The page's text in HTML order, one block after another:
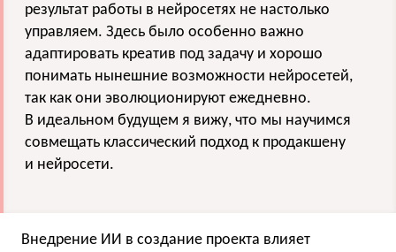
результат работы в нейросетях не настолько
управляем. Здесь было особенно важно
адаптировать креатив под задачу и хорошо
понимать нынешние возможности нейросетей,
так как они эволюционируют ежедневно.
В идеальном будущем я вижу, что мы научимся
совмещать классический подход к продакшену
и нейросети.
Внедрение ИИ в создание проекта влияет